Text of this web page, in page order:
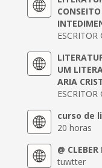
ESCRITOR
UM
ARIA
ESCRITOR
curso de
20 horas
@
tuwtter